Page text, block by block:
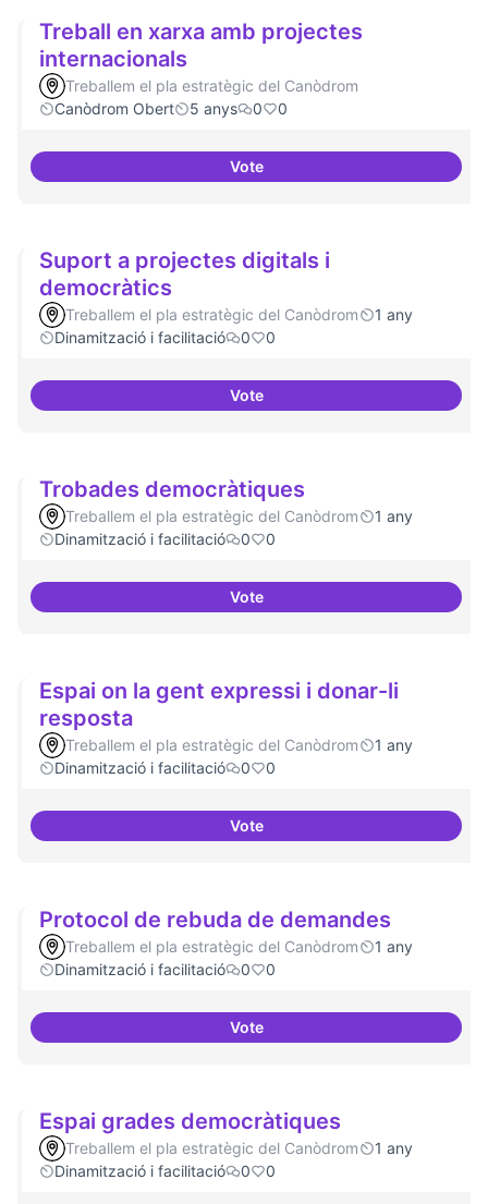
Treball en xarxa amb projectes
internacionals
Treballem el pla estratègic del Canòdrom
Canòdrom Obert
5 anys 0 0
VoteTreball en xarxa amb projectes
Suport a projectes digitals i
democràtics
Treballem el pla estratègic del Canòdrom
1 any
Dinamització i facilitació
0 0
VoteSuport a projectes digitals i
Trobades democràtiques
Treballem el pla estratègic del Canòdrom
1 any
Dinamització i facilitació
0 0
VoteTrobades democràtiques
Espai on la gent expressi i donar-li
resposta
Treballem el pla estratègic del Canòdrom
1 any
Dinamització i facilitació
0 0
VoteEspai on la gent expressi i
Protocol de rebuda de demandes
Treballem el pla estratègic del Canòdrom
1 any
Dinamització i facilitació
0 0
VoteProtocol de rebuda de
Espai grades democràtiques
Treballem el pla estratègic del Canòdrom
1 any
Dinamització i facilitació
0 0